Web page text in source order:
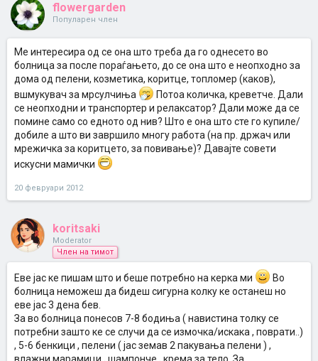
flowergarden
Популарен член
Ме интересира од се она што треба да го однесето во
болница за после пораѓањето, до се она што е неопходно за
дома од пелени, козметика, коритце, топломер (каков),
вшмукувач за мрсулчиња
Потоа количка, креветче. Дали
се неопходни и транспортер и релаксатор? Дали може да се
помине само со едното од нив? Што е она што сте го купиле/
добиле а што ви завршило многу работа (на пр. држач или
мрежичка за коритцето, за повивање)? Давајте совети
искусни мамички
20 февруари 2012
koritsaki
Moderator
Член на тимот
Еве јас ке пишам што и беше потребно на керка ми
Во
болница неможеш да бидеш сигурна колку ке останеш но
еве јас 3 дена бев.
За во болница понесов 7-8 бодиња ( навистина толку се
потребни зашто ке се случи да се измочка/искака , поврати..)
, 5-6 бенкици , пелени ( јас земав 2 пакувања пелени ) ,